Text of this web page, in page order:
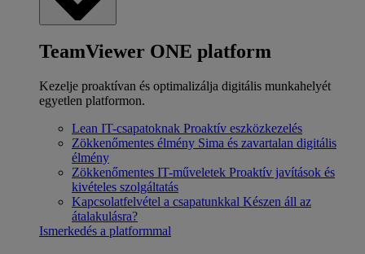
TeamViewer ONE platform
Kezelje proaktívan és optimalizálja digitális munkahelyét
egyetlen platformon.
Lean IT-csapatoknak Proaktív eszközkezelés
Zökkenőmentes élmény Sima és zavartalan digitális
élmény
Zökkenőmentes IT-műveletek Proaktív javítások és
kivételes szolgáltatás
Kapcsolatfelvétel a csapatunkkal Készen áll az
átalakulásra?
Ismerkedés a platformmal